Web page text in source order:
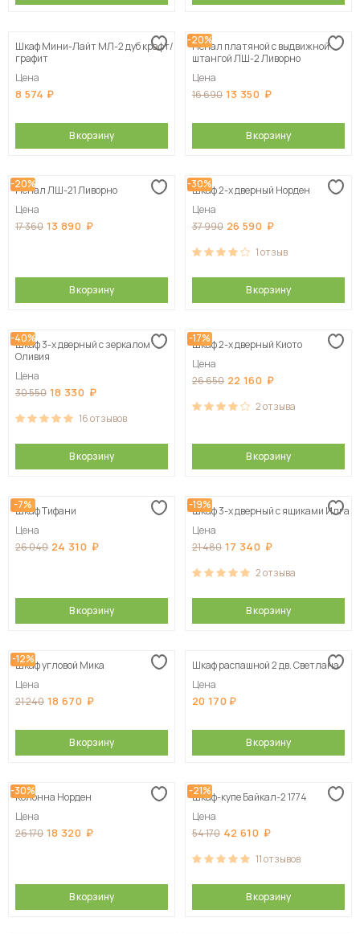
Шкаф Мини-Лайт МЛ-2 дуб крафт/
графит
Цена
8 574
В корзину
-20%
Пенал платяной с выдвижной
штангой ЛШ-2 Ливорно
Цена
16 690 13 350
В корзину
-20%
Пенал ЛШ-21 Ливорно
Цена
17 360 13 890
В корзину
-30%
Шкаф 2-х дверный Норден
Цена
37 990 26 590
1отзыв
В корзину
-40%
Шкаф 3-х дверный с зеркалом
Оливия
Цена
30 550 18 330
16отзывов
В корзину
-17%
Шкаф 2-х дверный Киото
Цена
26 650 22 160
2отзыва
В корзину
-7%
Шкаф Тифани
Цена
26 040 24 310
В корзину
-19%
Шкаф 3-х дверный с ящиками Илга
Цена
21 480 17 340
2отзыва
В корзину
-12%
Шкаф угловой Мика
Цена
21 240 18 670
В корзину
Шкаф распашной 2 дв. Светлана
Цена
20 170
В корзину
-30%
Колонна Норден
Цена
26 170 18 320
В корзину
-21%
Шкаф-купе Байкал-2 1774
Цена
54 170 42 610
11отзывов
В корзину